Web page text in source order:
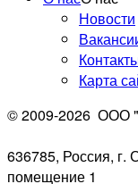
Новости
Карта
© 2009-2026 ООО
636785, Россия, г.
помещение 1